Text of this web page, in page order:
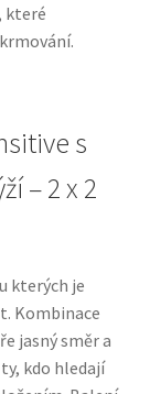
krmivo
které
s
– 2 x 2
kterých je
Kombinace
jasný směr a
kdo hledají